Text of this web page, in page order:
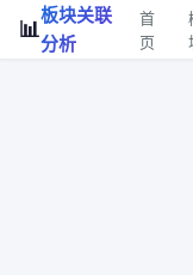
📊
板块关联
分析
首
页